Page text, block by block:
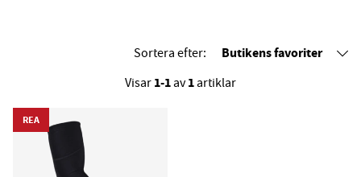
Sortera efter: Butikens favoriter
Visar 1-1av1artiklar
REA